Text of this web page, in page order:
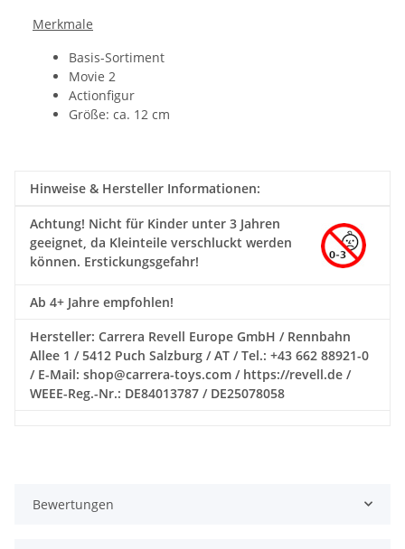
Merkmale
Basis-Sortiment
Movie 2
Actionfigur
Größe: ca. 12 cm
Hinweise & Hersteller Informationen:
Achtung! Nicht für Kinder unter 3 Jahren
geeignet, da Kleinteile verschluckt werden
können. Erstickungsgefahr!
Ab 4+ Jahre empfohlen!
Hersteller: Carrera Revell Europe GmbH / Rennbahn
Allee 1 / 5412 Puch Salzburg / AT / Tel.: +43 662 88921-0
/ E-Mail: shop@carrera-toys.com / https://revell.de /
WEEE-Reg.-Nr.: DE84013787 / DE25078058
Bewertungen